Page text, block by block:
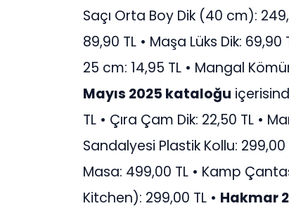
Saçı Orta Boy Dik (40 cm):
89,90 TL • Maşa Lüks Dik: 69,90
25 cm: 14,95 TL • Mangal
Mayıs 2025 kataloğu
TL • Çıra Çam Dik: 22,50 TL •
Sandalyesi Plastik Kollu: 299,00
Masa: 499,00 TL • Kamp
Kitchen): 299,00 TL • Hakmar